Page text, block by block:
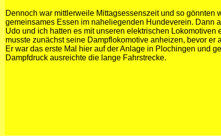
Dennoch war mittlerweile Mittagsessenszeit und so gönnten
gemeinsames Essen im naheliegenden Hundeverein. Dann
Udo und ich hatten es mit unseren elektrischen Lokomotiven
musste zunächst seine Dampflokomotive anheizen, bevor er
Er war das erste Mal hier auf der Anlage in Plochingen und
Dampfdruck ausreichte die lange Fahrstrecke.